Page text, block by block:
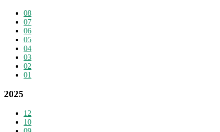
08
07
06
05
04
03
02
01
2025
12
10